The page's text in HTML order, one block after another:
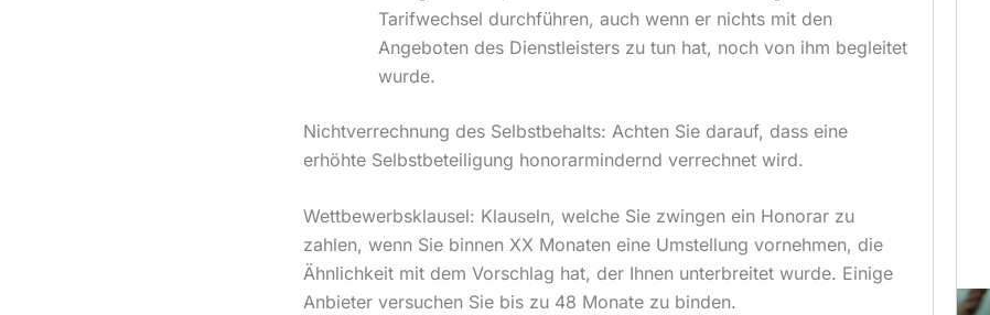
Tarifwechsel durchführen, auch wenn er nichts mit den
Angeboten des Dienstleisters zu tun hat, noch von ihm begleitet
wurde.
Nichtverrechnung des Selbstbehalts: Achten Sie darauf, dass eine
erhöhte Selbstbeteiligung honorarmindernd verrechnet wird.
Wettbewerbsklausel: Klauseln, welche Sie zwingen ein Honorar zu
zahlen, wenn Sie binnen XX Monaten eine Umstellung vornehmen, die
Ähnlichkeit mit dem Vorschlag hat, der Ihnen unterbreitet wurde. Einige
Anbieter versuchen Sie bis zu 48 Monate zu binden.